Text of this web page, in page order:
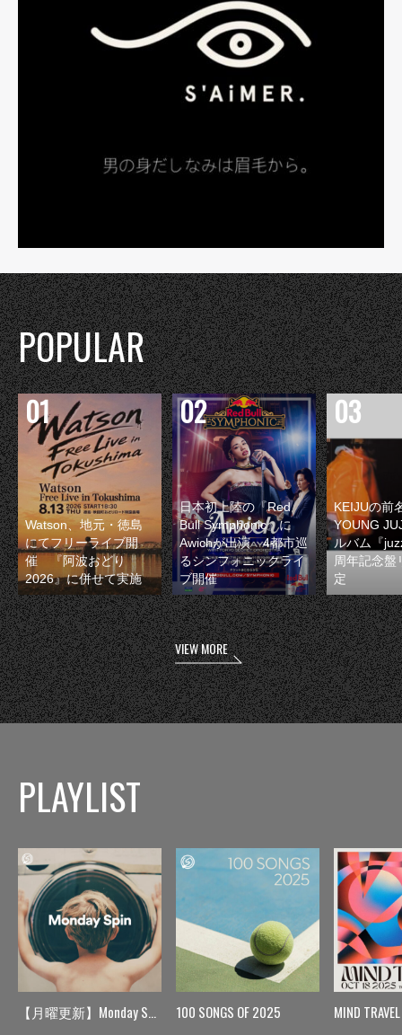
POPULAR
Watson、地元・徳島
にてフリーライブ開
催 『阿波おどり
2026』に併せて実施
日本初上陸の『Red
Bull Symphonic』に
Awichが出演 4都市巡
るシンフォニックライ
ブ開催
KEIJUの前
YOUNG
ルバム『
周年記念盤
定
VIEW MORE
PLAYLIST
【月曜更新】Monday Spin 100 SONGS OF 2025 MIND TRAVEL